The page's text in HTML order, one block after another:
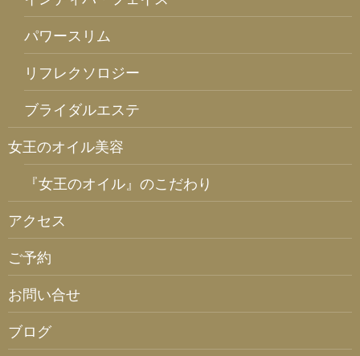
パワースリム
リフレクソロジー
ブライダルエステ
女王のオイル美容
『女王のオイル』のこだわり
アクセス
ご予約
お問い合せ
ブログ